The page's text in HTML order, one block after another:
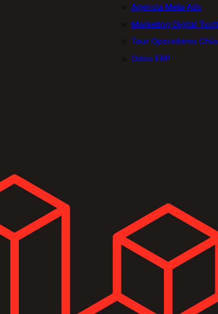
Agencia Meta Ads
Marketing Digital
Tour Operadores
Odoo ERP